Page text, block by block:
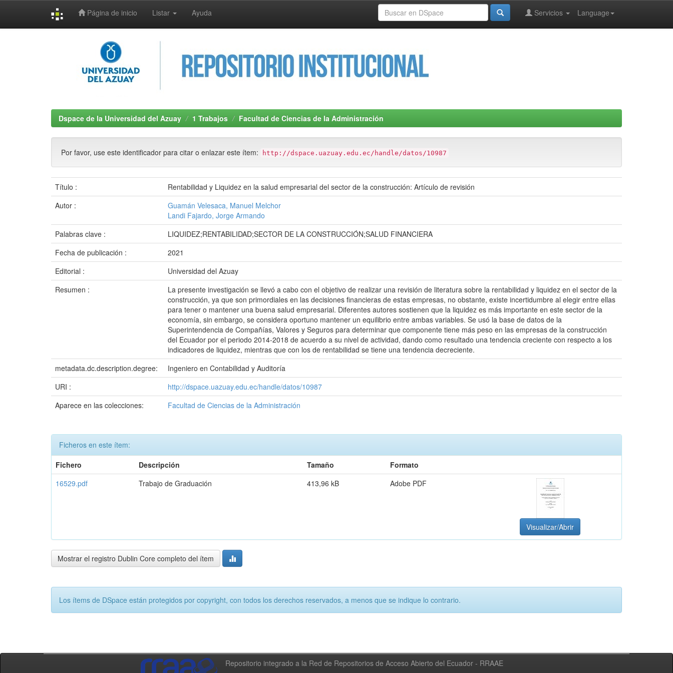
Página de inicio Listar Ayuda Language
Servicios
Dspace de la Universidad del Azuay 1 Trabajos Facultad de Ciencias de la Administración
Por favor, use este identificador para citar o enlazar este ítem: http://dspace.uazuay.edu.ec/handle/datos/10987
Título :
Rentabilidad y Liquidez en la salud empresarial del sector de la construcción: Artículo de revisión
Autor :
Guamán Velesaca, Manuel Melchor
Landi Fajardo, Jorge Armando
Palabras clave :
LIQUIDEZ;RENTABILIDAD;SECTOR DE LA CONSTRUCCIÓN;SALUD FINANCIERA
Fecha de publicación :
2021
Editorial :
Universidad del Azuay
Resumen :
La presente investigación se llevó a cabo con el objetivo de realizar una revisión de literatura sobre la rentabilidad y liquidez en el sector de la
construcción, ya que son primordiales en las decisiones financieras de estas empresas, no obstante, existe incertidumbre al elegir entre ellas
para tener o mantener una buena salud empresarial. Diferentes autores sostienen que la liquidez es más importante en este sector de la
economía, sin embargo, se considera oportuno mantener un equilibrio entre ambas variables. Se usó la base de datos de la
Superintendencia de Compañías, Valores y Seguros para determinar que componente tiene más peso en las empresas de la construcción
del Ecuador por el periodo 2014-2018 de acuerdo a su nivel de actividad, dando como resultado una tendencia creciente con respecto a los
indicadores de liquidez, mientras que con los de rentabilidad se tiene una tendencia decreciente.
metadata.dc.description.degree:
Ingeniero en Contabilidad y Auditoría
URI :
http://dspace.uazuay.edu.ec/handle/datos/10987
Aparece en las colecciones:
Facultad de Ciencias de la Administración
Ficheros en este ítem:
Fichero
Descripción Tamaño
Formato
16529.pdf
Trabajo de Graduación 413,96 kB Adobe PDF
Visualizar/Abrir
Mostrar el registro Dublin Core completo del ítem
Los ítems de DSpace están protegidos por copyright, con todos los derechos reservados, a menos que se indique lo contrario.
Repositorio integrado a la Red de Repositorios de Acceso Abierto del Ecuador - RRAAE